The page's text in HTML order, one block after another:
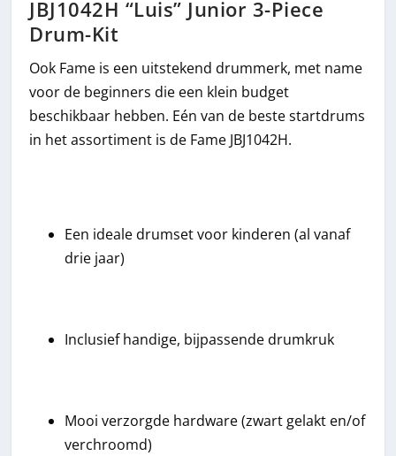
JBJ1042H “Luis” Junior 3-Piece
Drum-Kit
Ook Fame is een uitstekend drummerk, met name
voor de beginners die een klein budget
beschikbaar hebben. Eén van de beste startdrums
in het assortiment is de Fame JBJ1042H.
Een ideale drumset voor kinderen (al vanaf
drie jaar)
Inclusief handige, bijpassende drumkruk
Mooi verzorgde hardware (zwart gelakt en/of
verchroomd)